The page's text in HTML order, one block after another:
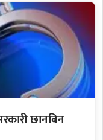
छानबिन